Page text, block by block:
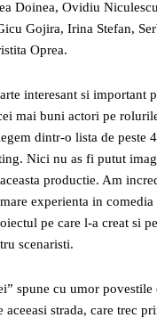
Doinea, Ovidiu
Gojira, Irina Stefan,
Oprea.
interesant si important
mai buni actori pe
dintr-o lista de peste
Nici nu as fi putut
productie. Am
experienta in comedia
pe care l-a creat si
scenaristi.
spune cu umor
strada, care trec